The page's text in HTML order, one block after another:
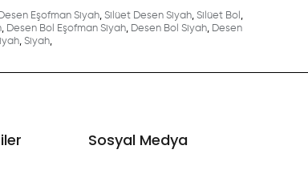
Eşofman Siyah, Silüet Desen Siyah, Silüet Bol ,
, Desen Bol Eşofman Siyah, Desen Bol Siyah, Desen
, Siyah,
Sosyal Medya